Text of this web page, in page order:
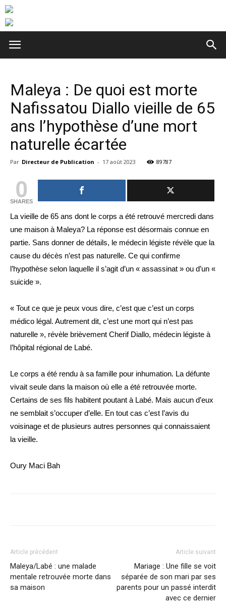
Maleya : De quoi est morte
Nafissatou Diallo vieille de 65
ans l’hypothèse d’une mort
naturelle écartée
Par Directeur de Publication - 17 août 2023 89787
0
SHARES
La vieille de 65 ans dont le corps a été retrouvé mercredi dans
une maison à Maleya? La réponse est désormais connue en
partie. Sans donner de détails, le médecin légiste révèle que la
cause du décès n’est pas naturelle. Ce qui confirme
l’hypothèse selon laquelle il s’agit d’un « assassinat » ou d’un «
suicide ».
« Tout ce que je peux vous dire, c’est que c’est un corps
médico légal. Autrement dit, c’est une mort qui n’est pas
naturelle », révèle brièvement Cherif Diallo, médecin légiste à
l’hôpital régional de Labé.
Le corps a été rendu à sa famille pour inhumation. La défunte
vivait seule dans la maison où elle a été retrouvée morte.
Certains de ses fils habitent poutant à Labé. Mais aucun d’eux
ne semblait s’occuper d’elle. En tout cas c’est l’avis du
voisinage et de plusieurs autres personnes qui connaissaient
la vieille.
Oury Maci Bah
Article précédent
Maleya/Labé : une malade
mentale retrouvée morte dans
sa maison
Article suivant
Mariage : Une fille se voit
séparée de son mari par ses
parents pour un passé interdit
avec ce dernier